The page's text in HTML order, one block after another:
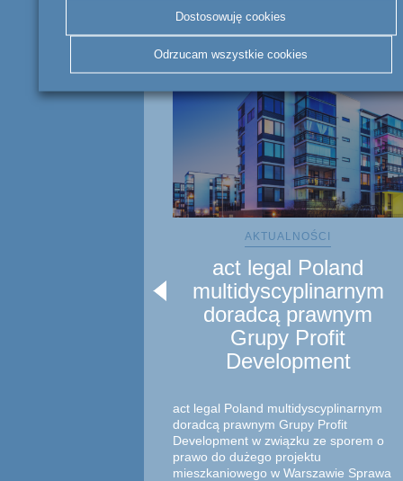
Powiązane
aktualności
AKTUALNOŚCI
act legal Poland
multidyscyplinarnym
doradcą prawnym
Grupy Profit
Development
act legal Poland multidyscyplinarnym
doradcą prawnym Grupy Profit
Development w związku ze sporem o
prawo do dużego projektu
mieszkaniowego w Warszawie Sprawa
Dostosowuję cookies
Odrzucam wszystkie cookies